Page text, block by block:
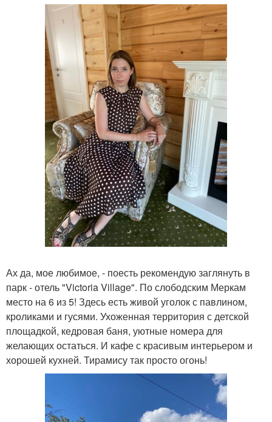
Ах да, мое любимое, - поесть рекомендую заглянуть в
парк - отель "Victoria Village". По слободским Меркам
место на 6 из 5! Здесь есть живой уголок с павлином,
кроликами и гусями. Ухоженная территория с детской
площадкой, кедровая баня, уютные номера для
желающих остаться. И кафе с красивым интерьером и
хорошей кухней. Тирамису так просто огонь!